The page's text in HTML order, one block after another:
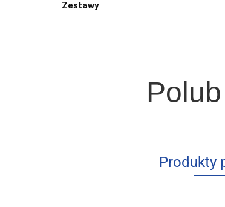
Zestawy
Produkty